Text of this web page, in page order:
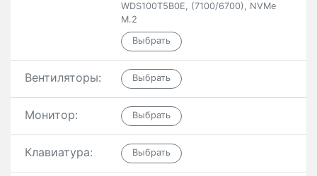
WDS100T5B0E, (7100/6700), NVMe
M.2
Вентиляторы:
Монитор:
Клавиатура: